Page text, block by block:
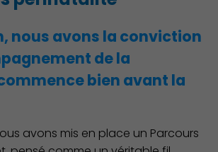
nous avons la conviction
de la
bien avant la
avons mis en place un Parcours